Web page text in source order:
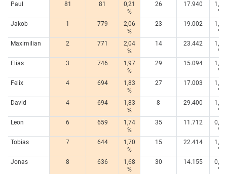
Paul
81 81
0,21
%
26 17.940
1,20
%
Jakob
1 779
2,06
%
23 19.002
1,27
%
Maximilian
2 771
2,04
%
14 23.442
1,57
%
Elias
3 746
1,97
%
29 15.094
1,01
%
Felix
4 694
1,83
%
27 17.003
1,14
%
David
4 694
1,83
%
8 29.400
1,96
%
Leon
6 659
1,74
%
35 11.712
0,78
%
Tobias
7 644
1,70
%
15 22.414
1,50
%
Jonas
8 636
1,68
%
30 14.155
0,95
%